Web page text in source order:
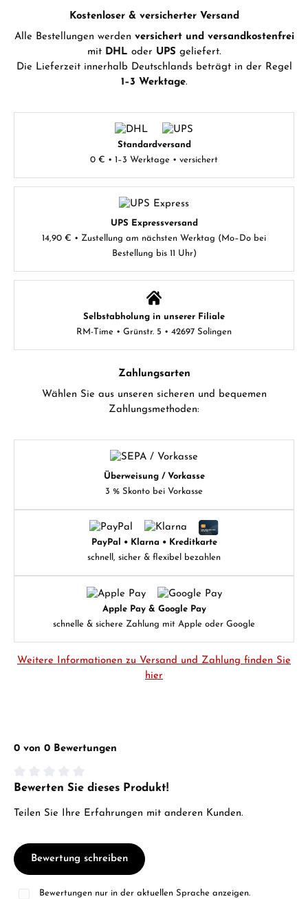
Kostenloser & versicherter Versand
Alle Bestellungen werden versichert und versandkostenfrei
mit DHL oder UPS geliefert.
Die Lieferzeit innerhalb Deutschlands beträgt in der Regel
1–3 Werktage.
Standardversand
0 € • 1–3 Werktage • versichert
UPS Expressversand
14,90 € • Zustellung am nächsten Werktag (Mo–Do bei
Bestellung bis 11 Uhr)
Selbstabholung in unserer Filiale
RM-Time • Grünstr. 5 • 42697 Solingen
Zahlungsarten
Wählen Sie aus unseren sicheren und bequemen
Zahlungsmethoden:
Überweisung / Vorkasse
3 % Skonto bei Vorkasse
PayPal • Klarna • Kreditkarte
schnell, sicher & flexibel bezahlen
Apple Pay & Google Pay
schnelle & sichere Zahlung mit Apple oder Google
Weitere Informationen zu Versand und Zahlung finden Sie
hier
0 von 0 Bewertungen
Durchschnittliche Bewertung von 0 von 5 Sternen
Bewerten Sie dieses Produkt!
Teilen Sie Ihre Erfahrungen mit anderen Kunden.
Bewertung schreiben
Bewertungen nur in der aktuellen Sprache anzeigen.